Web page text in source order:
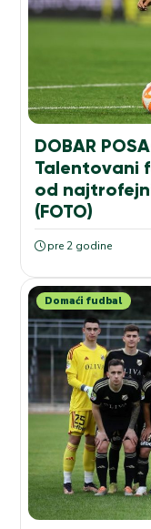
DOBAR
Talentovani
od
(FOTO)
pre 2 godine
Domaći fudbal